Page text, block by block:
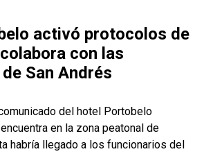
activó protocolos de
con las
San Andrés
del hotel Portobelo
en la zona peatonal de
habría llegado a los funcionarios del